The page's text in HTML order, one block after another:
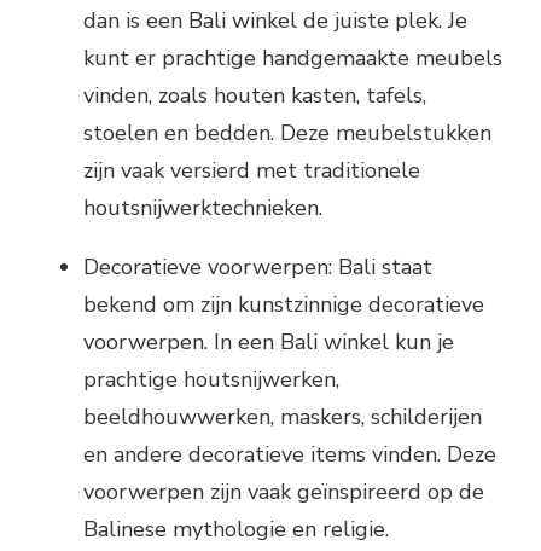
dan is een Bali winkel de juiste plek. Je
kunt er prachtige handgemaakte meubels
vinden, zoals houten kasten, tafels,
stoelen en bedden. Deze meubelstukken
zijn vaak versierd met traditionele
houtsnijwerktechnieken.
Decoratieve voorwerpen: Bali staat
bekend om zijn kunstzinnige decoratieve
voorwerpen. In een Bali winkel kun je
prachtige houtsnijwerken,
beeldhouwwerken, maskers, schilderijen
en andere decoratieve items vinden. Deze
voorwerpen zijn vaak geïnspireerd op de
Balinese mythologie en religie.